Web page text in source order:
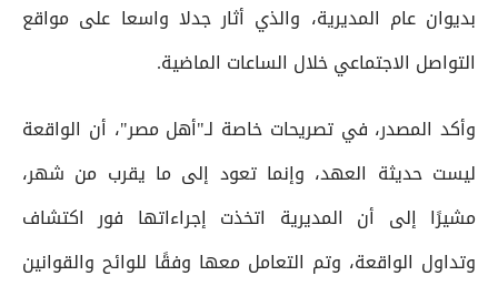
بديوان عام المديرية، والذي أثار جدلا واسعا على مواقع
التواصل الاجتماعي خلال الساعات الماضية.
وأكد المصدر، في تصريحات خاصة لـ"أهل مصر"، أن الواقعة
ليست حديثة العهد، وإنما تعود إلى ما يقرب من شهر،
مشيرًا إلى أن المديرية اتخذت إجراءاتها فور اكتشاف
وتداول الواقعة، وتم التعامل معها وفقًا للوائح والقوانين